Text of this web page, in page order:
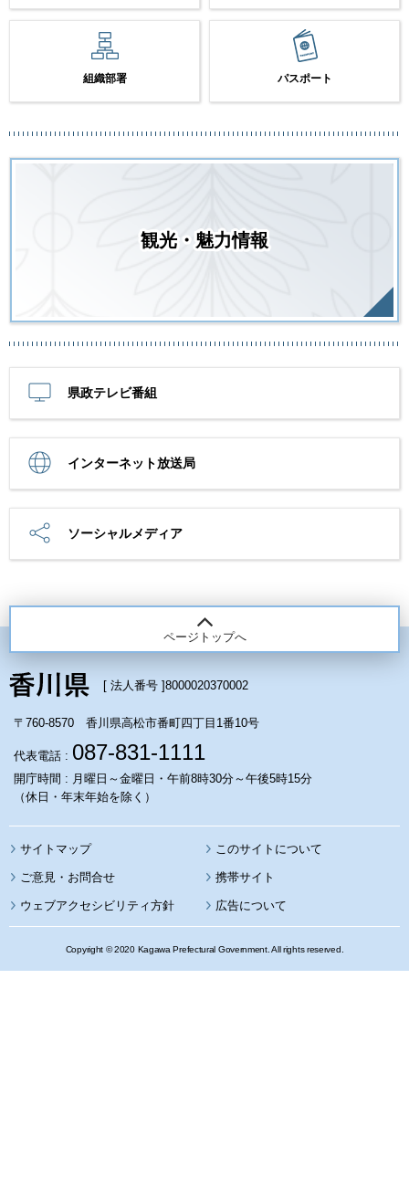
組織部署 パスポート
観光・魅力情報
県政テレビ番組
インターネット放送局
ソーシャルメディア
ページトップへ
[ 法人番号 ]8000020370002
〒760-8570 香川県高松市番町四丁目1番10号
代表電話 : 087-831-1111
開庁時間 : 月曜日～金曜日・午前8時30分～午後5時15分
（休日・年末年始を除く）
サイトマップ このサイトについて
携帯サイト
ウェブアクセシビリティ方針 広告について
Copyright © 2020 Kagawa Prefectural Government. All rights reserved.